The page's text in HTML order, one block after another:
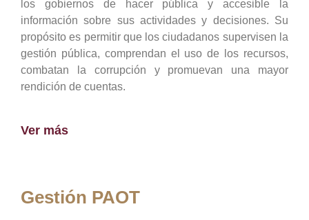
los gobiernos de hacer pública y accesible la
información sobre sus actividades y decisiones. Su
propósito es permitir que los ciudadanos supervisen la
gestión pública, comprendan el uso de los recursos,
combatan la corrupción y promuevan una mayor
rendición de cuentas.
Ver más
Gestión PAOT